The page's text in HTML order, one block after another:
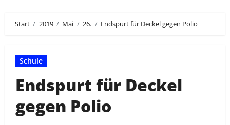
Start 2019 Mai 26. Endspurt für Deckel gegen Polio
Schule
Endspurt für Deckel
gegen Polio